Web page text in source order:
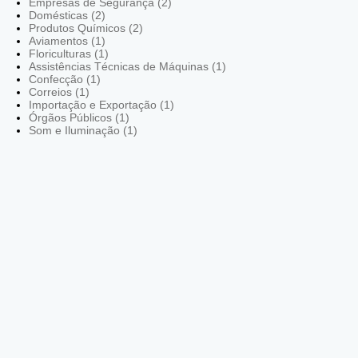
Domésticas (2)
Produtos Químicos (2)
Aviamentos (1)
Floriculturas (1)
Assistências Técnicas de Máquinas (1)
Confecção (1)
Correios (1)
Importação e Exportação (1)
Órgãos Públicos (1)
Som e Iluminação (1)